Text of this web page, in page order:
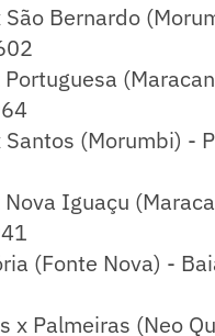
São Bernardo
Santos (Morumbi) -
Iguaçu
(Fonte Nova) -
x Palmeiras (Neo